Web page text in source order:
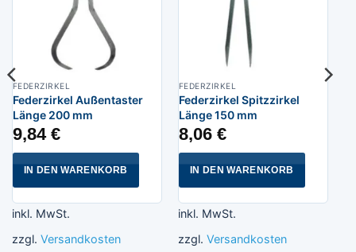
FEDERZIRKEL
Federzirkel Außentaster
Länge 200 mm
9,84 €
IN DEN WARENKORB
inkl. MwSt.
zzgl. Versandkosten
FEDERZIRKEL
Federzirkel Spitzzirkel
Länge 150 mm
8,06 €
IN DEN WARENKORB
inkl. MwSt.
zzgl. Versandkosten